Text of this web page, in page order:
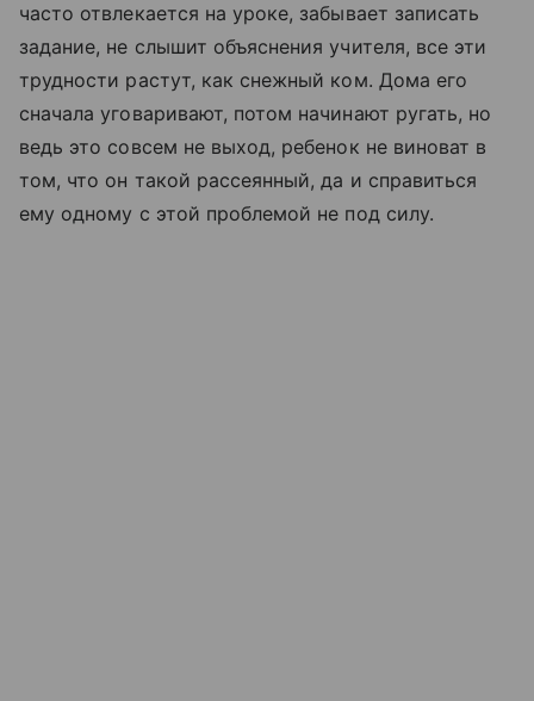
часто отвлекается на уроке, забывает записать
задание, не слышит объяснения учителя, все эти
трудности растут, как снежный ком. Дома его
сначала уговаривают, потом начинают ругать, но
ведь это совсем не выход, ребенок не виноват в
том, что он такой рассеянный, да и справиться
ему одному с этой проблемой не под силу.